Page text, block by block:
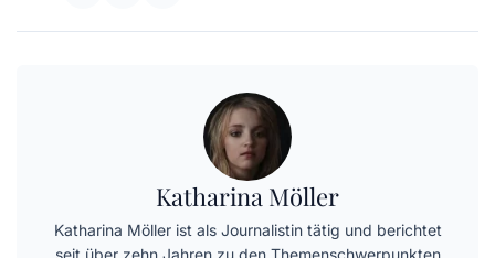
Katharina Möller
Katharina Möller ist als Journalistin tätig und berichtet